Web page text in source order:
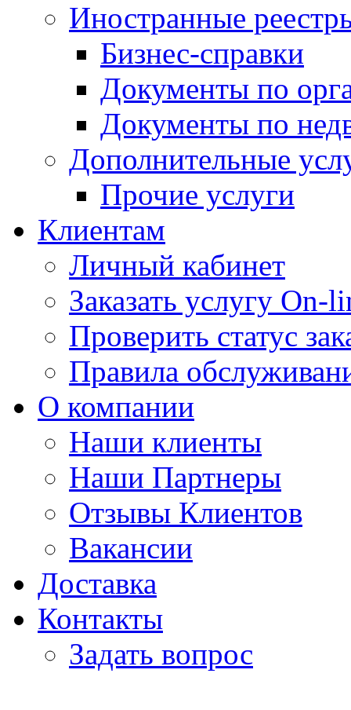
Иностранные
Бизнес-справки
Документы по
Документы по
Дополнительные
Прочие услуги
Клиентам
Личный кабинет
Заказать услугу On-
Проверить статус
Правила
О компании
Наши клиенты
Наши Партнеры
Отзывы Клиентов
Вакансии
Доставка
Контакты
Задать вопрос